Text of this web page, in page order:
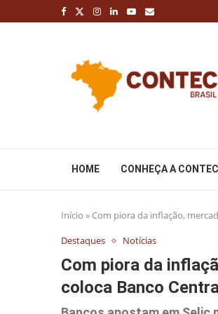
HOME CONHEÇA A CONTEC
Início » Com piora da inflação,
Destaques
Notícias
Com piora da
coloca Banco